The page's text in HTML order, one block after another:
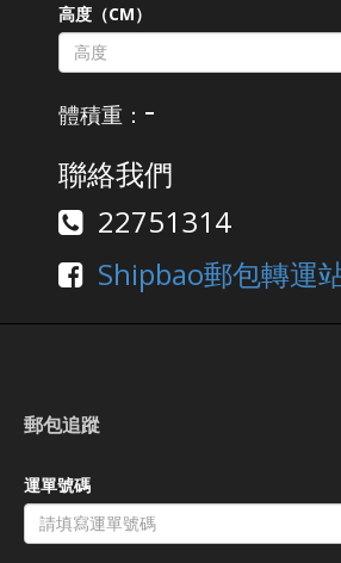
高度（CM）
體積重： -
聯絡我們
22751314
Shipbao郵包轉運
郵包追蹤
運單號碼